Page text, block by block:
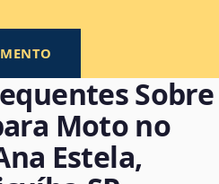
Sobre
Moto no
Estela,